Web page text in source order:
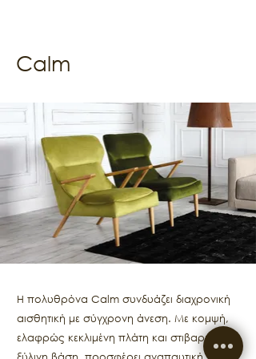
Calm
Η πολυθρόνα Calm συνδυάζει διαχρονική
αισθητική με σύγχρονη άνεση. Με κομψή,
ελαφρώς κεκλιμένη πλάτη και στιβαρή